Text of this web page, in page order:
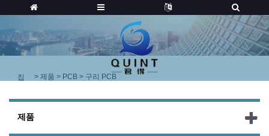
집 > 제품 > PCB > 구리 PCB
제품